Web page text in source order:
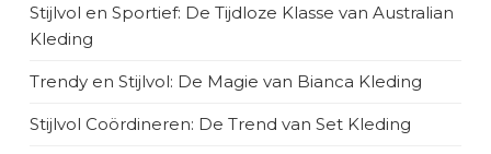
Stijlvol en Sportief: De Tijdloze Klasse van Australian
Kleding
Trendy en Stijlvol: De Magie van Bianca Kleding
Stijlvol Coördineren: De Trend van Set Kleding